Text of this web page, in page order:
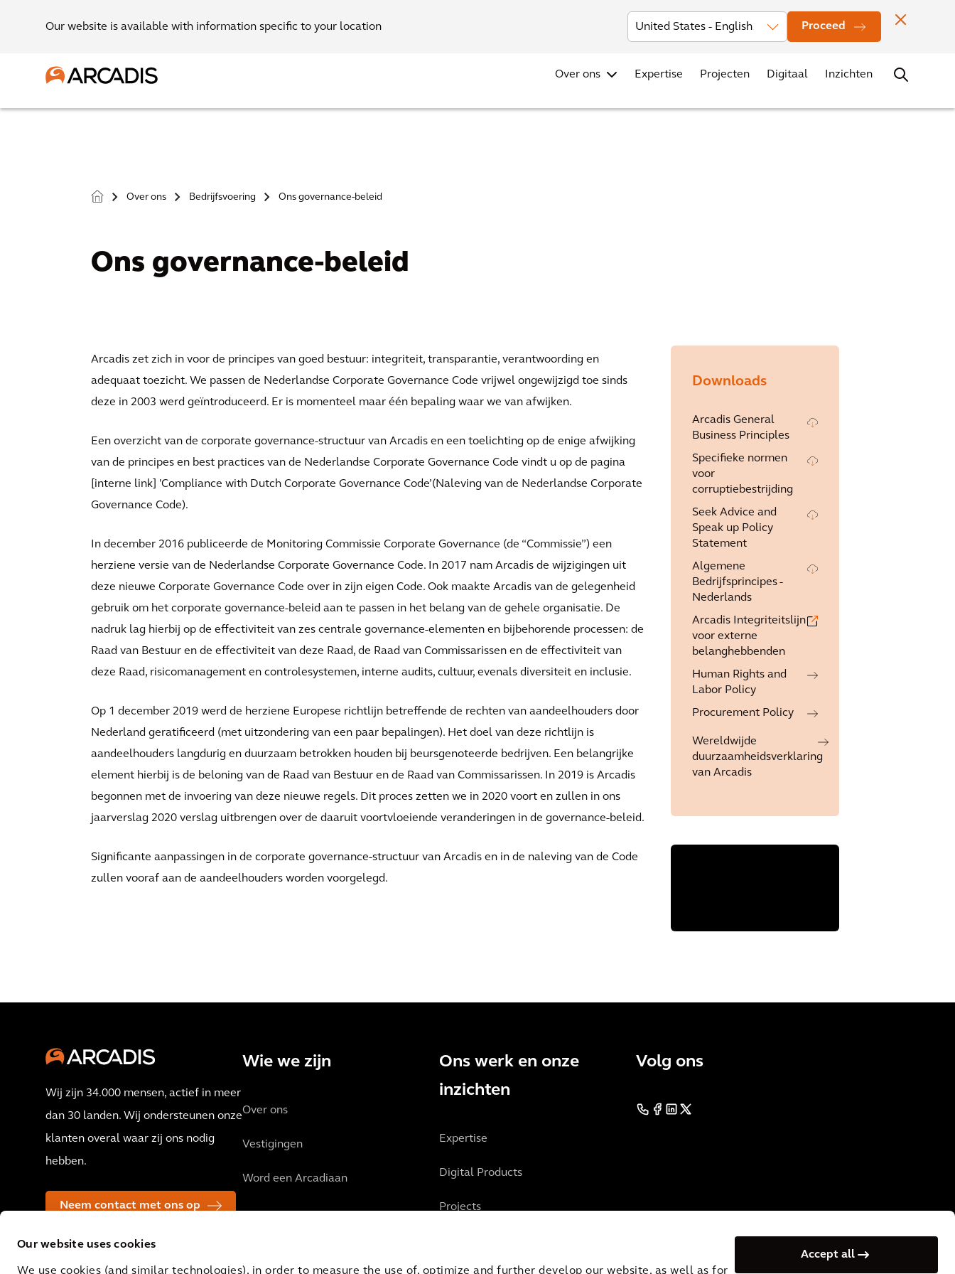
Our website uses cookies
We use cookies (and similar technologies), in order to measure the use of, optimize and further develop our website, as well as for
Accept all
Our website is available with information specific to your location Proceed
Investors Nieuws Vestigingen Contact
Over ons Expertise Projecten Digitaal Inzichten
> Over ons > Bedrijfsvoering > Ons governance-beleid
Ons governance-beleid
Arcadis zet zich in voor de principes van goed bestuur: integriteit, transparantie, verantwoording en
adequaat toezicht. We passen de Nederlandse Corporate Governance Code vrijwel ongewijzigd toe sinds
deze in 2003 werd geïntroduceerd. Er is momenteel maar één bepaling waar we van afwijken.
Een overzicht van de corporate governance-structuur van Arcadis en een toelichting op de enige afwijking
van de principes en best practices van de Nederlandse Corporate Governance Code vindt u op de pagina
[interne link] 'Compliance with Dutch Corporate Governance Code’(Naleving van de Nederlandse Corporate
Governance Code).
In december 2016 publiceerde de Monitoring Commissie Corporate Governance (de “Commissie”) een
herziene versie van de Nederlandse Corporate Governance Code. In 2017 nam Arcadis de wijzigingen uit
deze nieuwe Corporate Governance Code over in zijn eigen Code. Ook maakte Arcadis van de gelegenheid
gebruik om het corporate governance-beleid aan te passen in het belang van de gehele organisatie. De
nadruk lag hierbij op de effectiviteit van zes centrale governance-elementen en bijbehorende processen: de
Raad van Bestuur en de effectiviteit van deze Raad, de Raad van Commissarissen en de effectiviteit van
deze Raad, risicomanagement en controlesystemen, interne audits, cultuur, evenals diversiteit en inclusie.
Op 1 december 2019 werd de herziene Europese richtlijn betreffende de rechten van aandeelhouders door
Nederland geratificeerd (met uitzondering van een paar bepalingen). Het doel van deze richtlijn is
aandeelhouders langdurig en duurzaam betrokken houden bij beursgenoteerde bedrijven. Een belangrijke
element hierbij is de beloning van de Raad van Bestuur en de Raad van Commissarissen. In 2019 is Arcadis
begonnen met de invoering van deze nieuwe regels. Dit proces zetten we in 2020 voort en zullen in ons
jaarverslag 2020 verslag uitbrengen over de daaruit voortvloeiende veranderingen in de governance-beleid.
Significante aanpassingen in de corporate governance-structuur van Arcadis en in de naleving van de Code
zullen vooraf aan de aandeelhouders worden voorgelegd.
Downloads
Arcadis General
Business Principles
Specifieke normen
voor
corruptiebestrijding
Seek Advice and
Speak up Policy
Statement
Algemene
Bedrijfsprincipes -
Nederlands
Arcadis Integriteitslijn
voor externe
belanghebbenden
Human Rights and
Labor Policy
Procurement Policy
Wereldwijde
duurzaamheidsverklaring
van Arcadis
Wij zijn 34.000 mensen, actief in meer
dan 30 landen. Wij ondersteunen onze
klanten overal waar zij ons nodig
hebben.
Neem contact met ons op
Wie we zijn
Over ons
Vestigingen
Word een Arcadiaan
Ons werk en onze
inzichten
Expertise
Digital Products
Projects
Volg ons